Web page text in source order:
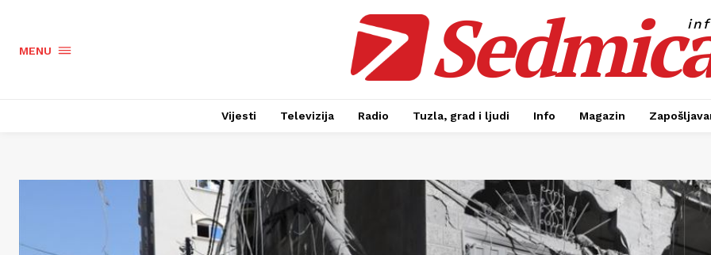
MENU
Vijesti Televizija Radio Tuzla, grad i ljudi Info Magazin